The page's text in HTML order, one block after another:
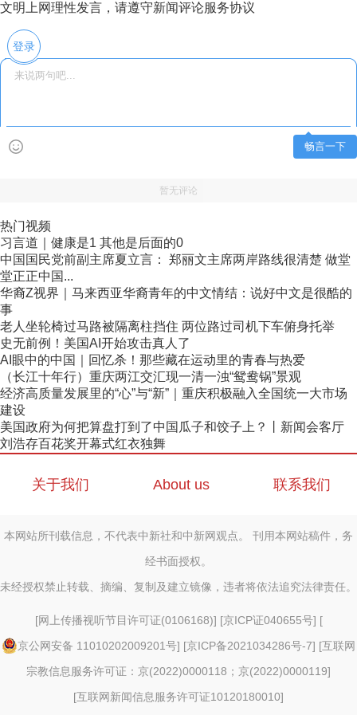
文明上网理性发言，请遵守新闻评论服务协议
登录
畅言一下
暂无评论
热门视频
习言道｜健康是1 其他是后面的0
中国国民党前副主席夏立言： 郑丽文主席两岸路线很清楚 做堂
堂正正中国...
华裔Z视界｜马来西亚华裔青年的中文情结：说好中文是很酷的
事
老人坐轮椅过马路被隔离柱挡住 两位路过司机下车俯身托举
史无前例！美国AI开始攻击真人了
AI眼中的中国｜回忆杀！那些藏在运动里的青春与热爱
（长江十年行）重庆两江交汇现一清一浊“鸳鸯锅”景观
经济高质量发展里的“心”与“新”｜重庆积极融入全国统一大市场
建设
美国政府为何把算盘打到了中国瓜子和饺子上？丨新闻会客厅
刘浩存百花奖开幕式红衣独舞
关于我们 About us 联系我们
本网站所刊载信息，不代表中新社和中新网观点。 刊用本网站稿件，务
经书面授权。
未经授权禁止转载、摘编、复制及建立镜像，违者将依法追究法律责任。
[网上传播视听节目许可证(0106168)] [京ICP证040655号] [
京公网安备 11010202009201号] [京ICP备2021034286号-7] [互联网
宗教信息服务许可证：京(2022)0000118；京(2022)0000119]
[互联网新闻信息服务许可证10120180010]